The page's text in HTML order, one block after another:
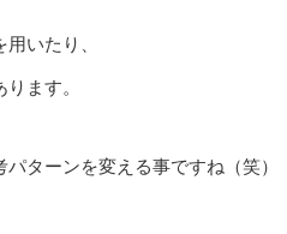
いたり、
ます。
ターンを変える事ですね（笑）